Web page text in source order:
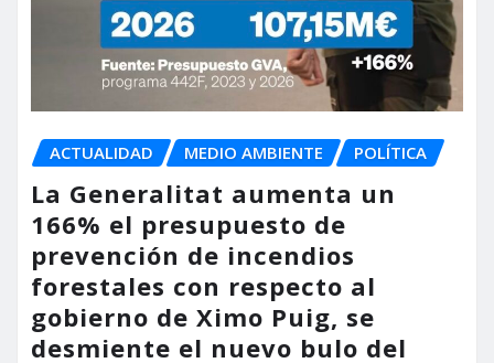
ACTUALIDAD MEDIO AMBIENTE POLÍTICA
La Generalitat aumenta un
166% el presupuesto de
prevención de incendios
forestales con respecto al
gobierno de Ximo Puig, se
desmiente el nuevo bulo del